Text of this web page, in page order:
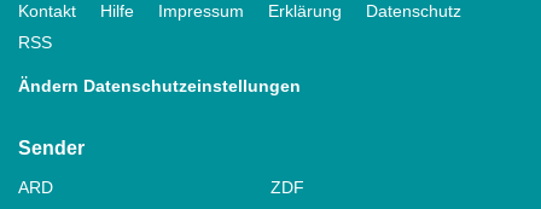
Kontakt Hilfe Impressum Erklärung
Datenschutz
RSS
Ändern Datenschutzeinstellungen
Sender
ARD
ZDF